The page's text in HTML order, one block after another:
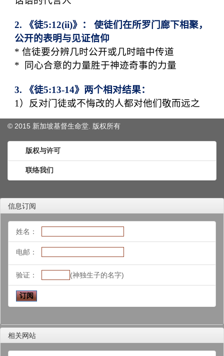
© 2015 新加坡基督生命堂. 版权所有
版权与许可
联络我们
信息订阅
姓名：
电邮：
验证： (神独生子的名字)
相关网站